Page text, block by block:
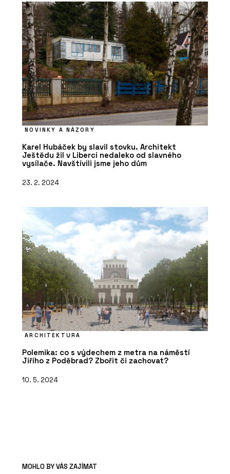
NOVINKY A NÁZORY
Karel Hubáček by slavil stovku. Architekt
Ještědu žil v Liberci nedaleko od slavného
vysílače. Navštívili jsme jeho dům
23. 2. 2024
ARCHITEKTURA
Polemika: co s výdechem z metra na náměstí
Jiřího z Poděbrad? Zbořit či zachovat?
10. 5. 2024
MOHLO BY VÁS ZAJÍMAT